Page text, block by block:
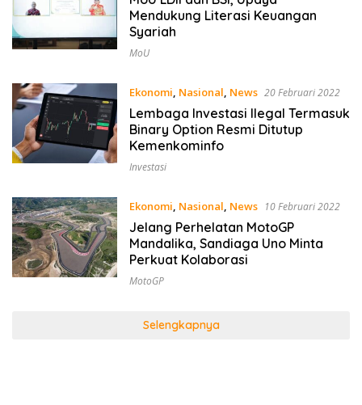
Mendukung Literasi Keuangan
Syariah
MoU
Ekonomi, Nasional, News 20 Februari 2022
Lembaga Investasi Ilegal Termasuk
Binary Option Resmi Ditutup
Kemenkominfo
Investasi
Ekonomi, Nasional, News 10 Februari 2022
Jelang Perhelatan MotoGP
Mandalika, Sandiaga Uno Minta
Perkuat Kolaborasi
MotoGP
Selengkapnya